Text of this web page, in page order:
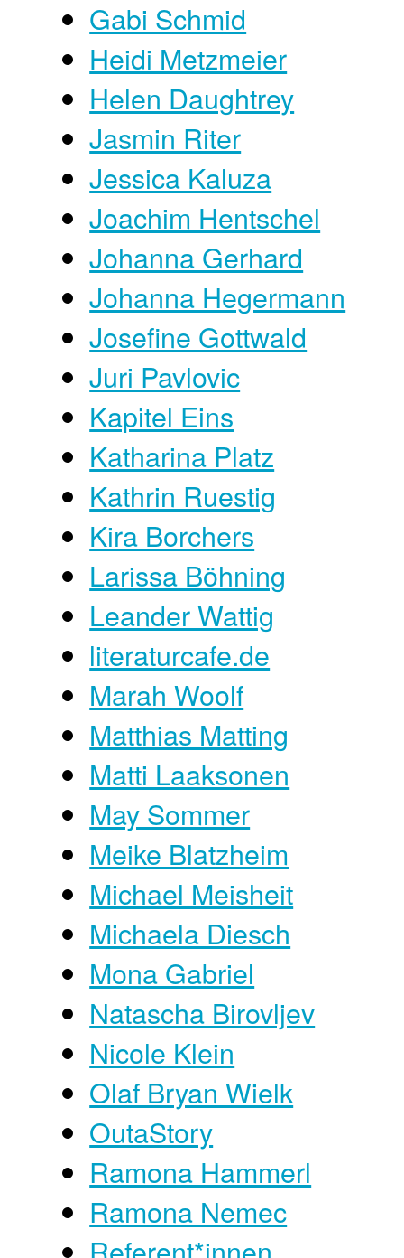
Gabi Schmid
Heidi Metzmeier
Helen Daughtrey
Jasmin Riter
Jessica Kaluza
Joachim Hentschel
Johanna Gerhard
Johanna Hegermann
Josefine Gottwald
Juri Pavlovic
Kapitel Eins
Katharina Platz
Kathrin Ruestig
Kira Borchers
Larissa Böhning
Leander Wattig
literaturcafe.de
Marah Woolf
Matthias Matting
Matti Laaksonen
May Sommer
Meike Blatzheim
Michael Meisheit
Michaela Diesch
Mona Gabriel
Natascha Birovljev
Nicole Klein
Olaf Bryan Wielk
OutaStory
Ramona Hammerl
Ramona Nemec